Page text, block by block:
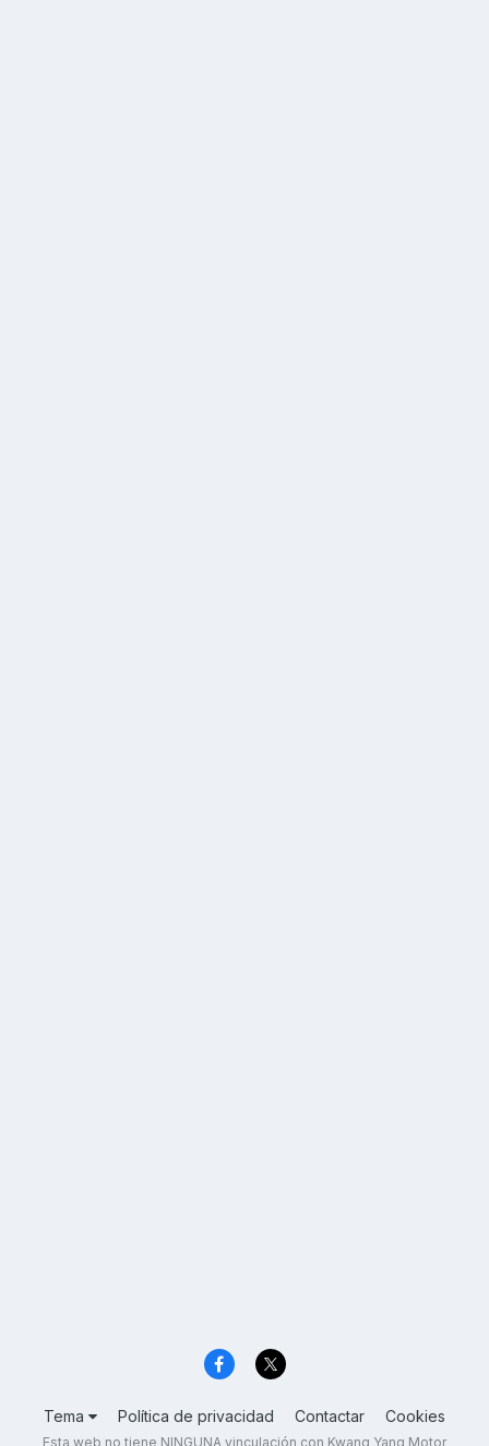
Tema Política de privacidad Contactar Cookies
Esta web no tiene NINGUNA vinculación con Kwang Yang Motor